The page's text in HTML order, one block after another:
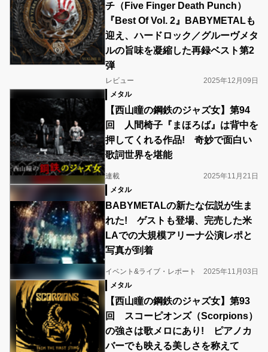
チ（Five Finger Death Punch）
『Best Of Vol. 2』BABYMETALも
迎え、ハードロック／グルーヴメタ
ルの旨味を凝縮した再録ベスト第2
弾
レビュー
2025年12月09日
メタル
【西山瞳の鋼鉄のジャズ女】第94
回 人間椅子『まほろば』は背中を
押してくれる作品! 奇妙で面白い
歌詞世界を堪能
連載
2025年11月21日
メタル
BABYMETALの新たな伝説が生ま
れた! ゲストも登場、完売した米
LAでの大規模アリーナ公演レポと
写真が到着
イベント&ライブ・レポート
2025年11月03日
メタル
【西山瞳の鋼鉄のジャズ女】第93
回 スコーピオンズ（Scorpions）
の強さは歌メロにあり! ピアノカ
バーでも映える美しさを称えて